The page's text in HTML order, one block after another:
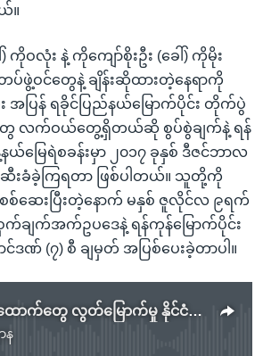
။
ကိုဝလုံး နဲ့ ကိုကျော်စိုးဦး (ခေါ်) ကိုမိုး
ပ်ဖွဲ့ဝင်တွေနဲ့ ချိန်းဆိုထားတဲ့နေရာကို
အပြန် ရခိုင်ပြည်နယ်မြောက်ပိုင်း တိုက်ပွဲ
တွေ လက်ဝယ်တွေ့ရှိတယ်ဆို စွပ်စွဲချက်နဲ့ ရန်
မြေရဲစခန်းမှာ ၂၀၁၇ ခုနှစ် ဒီဇင်ဘာလ
းခံခဲ့ကြရတာ ဖြစ်ပါတယ်။ သူတို့ကို
ဆေးပြီးတဲ့နောက် မနှစ် ဇူလိုင်လ ၉ရက်
ချက်အက်ဥပဒေနဲ့ ရန်ကုန်မြောက်ပိုင်း
ဒဏ် (၇) စီ ချမှတ် အပြစ်ပေးခဲ့တာပါ။
Reuters သတင်းထောက်တွေ လွတ်မြောက်မှု နိုင်ငံတကာကြိုဆို
န
source currently available